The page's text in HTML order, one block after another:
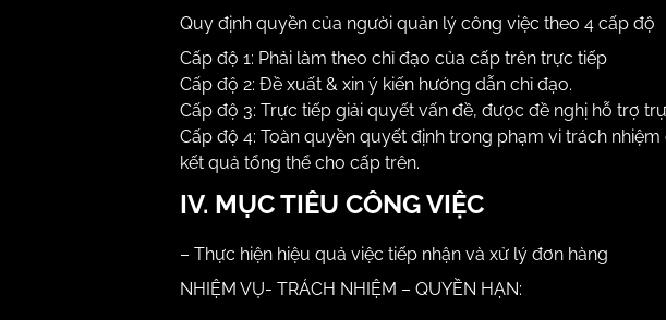
Quy định quyền của người quản lý công việc theo 4 cấp độ
Cấp độ 1: Phải làm theo chỉ đạo của cấp trên trực tiếp
Cấp độ 2: Đề xuất & xin ý kiến hướng dẫn chỉ đạo.
Cấp độ 3: Trực tiếp giải quyết vấn đề, được đề nghị hỗ trợ
Cấp độ 4: Toàn quyền quyết định trong phạm vi trách
kết quả tổng thể cho cấp trên.
IV. MỤC TIÊU CÔNG VIỆC
– Thực hiện hiệu quả việc tiếp nhận và xử lý đơn hàng
NHIỆM VỤ- TRÁCH NHIỆM – QUYỀN HẠN: